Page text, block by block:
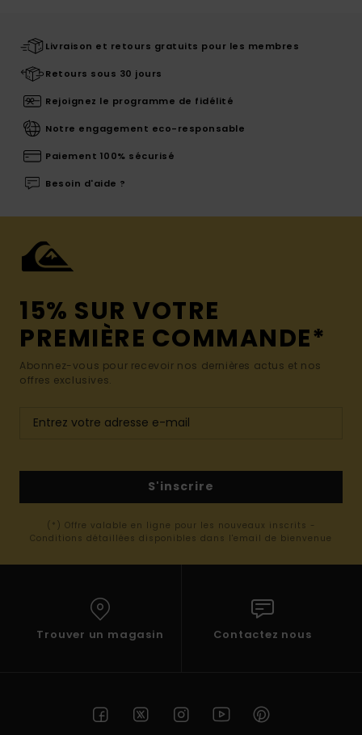
Livraison et retours gratuits pour les membres
Retours sous 30 jours
Rejoignez le programme de fidélité
Notre engagement eco-responsable
Paiement 100% sécurisé
Besoin d'aide ?
15% SUR VOTRE
PREMIÈRE COMMANDE*
Abonnez-vous pour recevoir nos dernières actus et nos
offres exclusives.
S'inscrire
(*) Offre valable en ligne pour les nouveaux inscrits -
Conditions détaillées disponibles dans l'email de bienvenue
Trouver un magasin Contactez nous